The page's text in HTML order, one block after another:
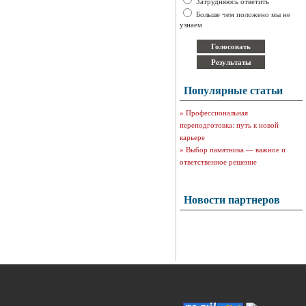
Больше чем положено мы не
узнаем
Популярные статьи
» Профессиональная
переподготовка: путь к новой
карьере
» Выбор памятника — важное и
ответственное решение
Новости партнеров